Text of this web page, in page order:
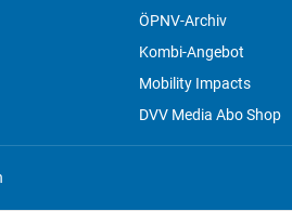
ÖPNV-Archiv
Kombi-Angebot
Mobility Impacts
DVV Media Abo Shop